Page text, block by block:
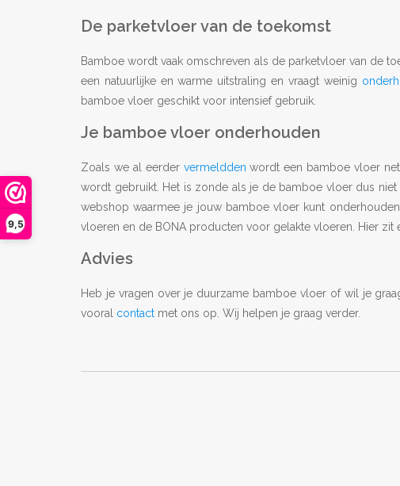
9,5
De parketvloer van de toekomst
Bamboe wordt vaak omschreven als de parketvloer van de
een natuurlijke en warme uitstraling en vraagt weinig
bamboe vloer geschikt voor intensief gebruik.
Je bamboe vloer onderhouden
Zoals we al eerder vermeldden wordt een bamboe vloer
wordt gebruikt. Het is zonde als je de bamboe vloer dus
webshop waarmee je jouw bamboe vloer kunt
vloeren en de BONA producten voor gelakte vloeren. Hier zit
Advies
Heb je vragen over je duurzame bamboe vloer of wil je
vooral contact met ons op. Wij helpen je graag verder.